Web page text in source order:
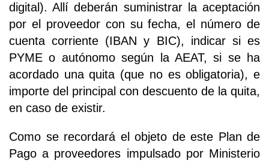
digital). Allí deberán suministrar la aceptación
por el proveedor con su fecha, el número de
cuenta corriente (IBAN y BIC), indicar si es
PYME o autónomo según la AEAT, si se ha
acordado una quita (que no es obligatoria), e
importe del principal con descuento de la quita,
en caso de existir.
Como se recordará el objeto de este Plan de
Pago a proveedores impulsado por Ministerio